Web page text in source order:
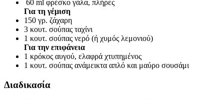
60 ml φρέσκο γάλα, πλήρες
Για τη γέμιση
150 γρ. ζάχαρη
3 κουτ. σούπας ταχίνι
1 κουτ. σούπας νερό (ή χυμός λεμονιού)
Για την επιφάνεια
1 κρόκος αυγού, ελαφρά χτυπημένος
1 κουτ. σούπας ανάμεικτα απλό και μαύρο σουσάμι
Διαδικασία